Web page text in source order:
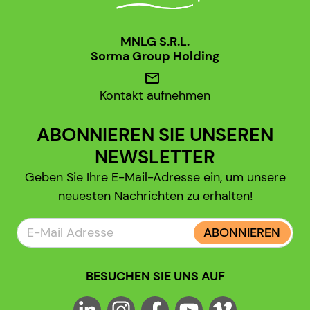
MNLG S.R.L.
Sorma Group Holding
mail
Kontakt aufnehmen
ABONNIEREN SIE UNSEREN
NEWSLETTER
Geben Sie Ihre E-Mail-Adresse ein, um unsere
neuesten Nachrichten zu erhalten!
ABONNIEREN
BESUCHEN SIE UNS AUF